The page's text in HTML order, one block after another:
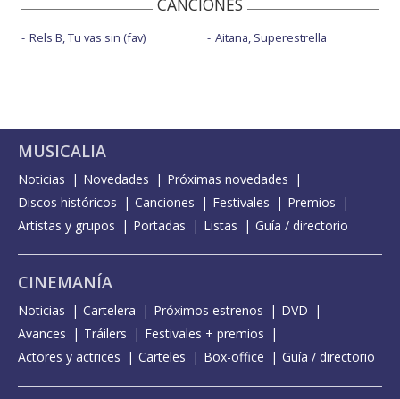
CANCIONES
Rels B, Tu vas sin (fav) Aitana, Superestrella
MUSICALIA
Noticias Novedades
Próximas novedades
Discos históricos
Canciones Festivales
Premios
Artistas y grupos
Portadas Listas Guía / directorio
CINEMANÍA
Noticias Cartelera Próximos estrenos
DVD
Avances
Tráilers
Festivales + premios
Actores y actrices
Carteles Box-office Guía / directorio